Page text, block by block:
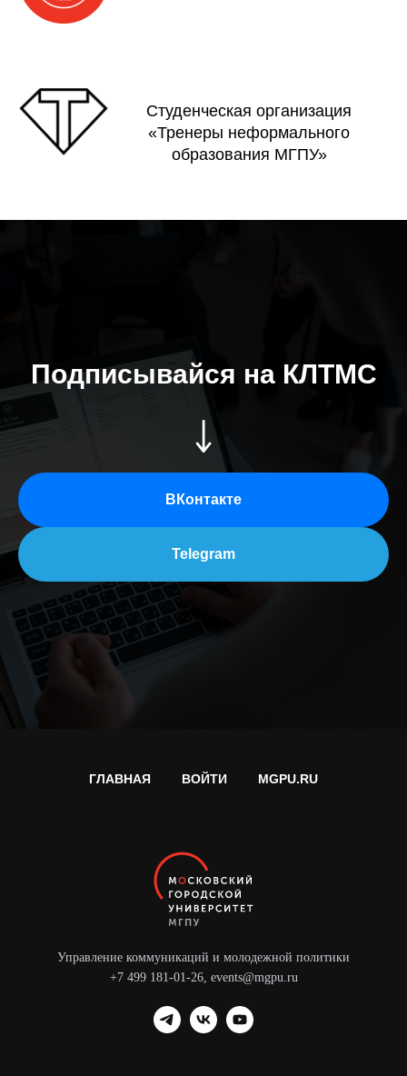
Студенческая организация
«Тренеры неформального
образования МГПУ»
Подписывайся на КЛТМС
ВКонтакте
Telegram
ГЛАВНАЯ ВОЙТИ MGPU.RU
Управление коммуникаций и молодежной политики
+7 499 181-01-26, events@mgpu.ru